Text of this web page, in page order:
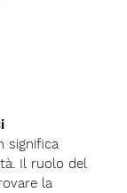
significa
Il ruolo del
la